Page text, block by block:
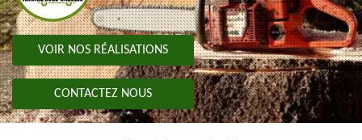
VOIR NOS RÉALISATIONS
CONTACTEZ NOUS